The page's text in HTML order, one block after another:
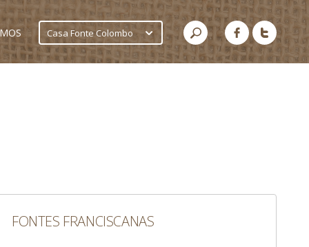
Casa Fonte Colombo
FONTES FRANCISCANAS